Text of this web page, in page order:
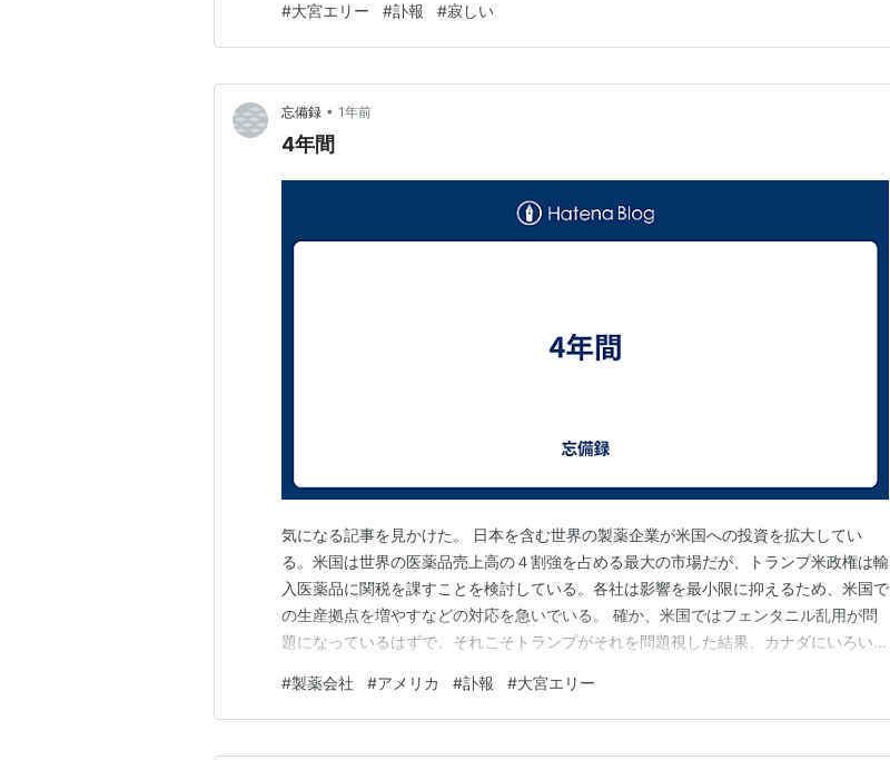
内容。 画家としても多彩な活動をしたこの方の事、実は知らない方も多いのかもしれ
ません。 ellie-o…
#大宮エリー #訃報 #寂しい
忘備録 • 1年前
4年間
気になる記事を見かけた。 日本を含む世界の製薬企業が米国への投資を拡大してい
る。米国は世界の医薬品売上高の４割強を占める最大の市場だが、トランプ米政権は輸
入医薬品に関税を課すことを検討している。各社は影響を最小限に抑えるため、米国で
の生産拠点を増やすなどの対応を急いでいる。 確か、米国ではフェンタニル乱用が問
題になっているはずで、それこそトランプがそれを問題視した結果、カナダにいろいろ
だろうか？ 4年間の後に、どういう状況になっているのか、かなり心配になってくる。
大宮エリー氏が4月23日に病気のために亡くなったとい…
#製薬会社 #アメリカ #訃報 #大宮エリー